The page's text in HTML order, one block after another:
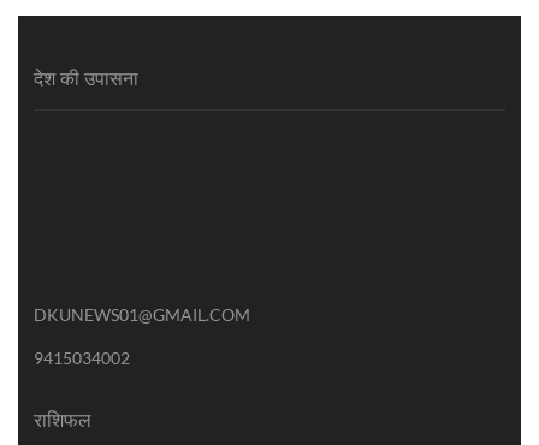
देश की उपासना
DKUNEWS01@GMAIL.COM
9415034002
राशिफल